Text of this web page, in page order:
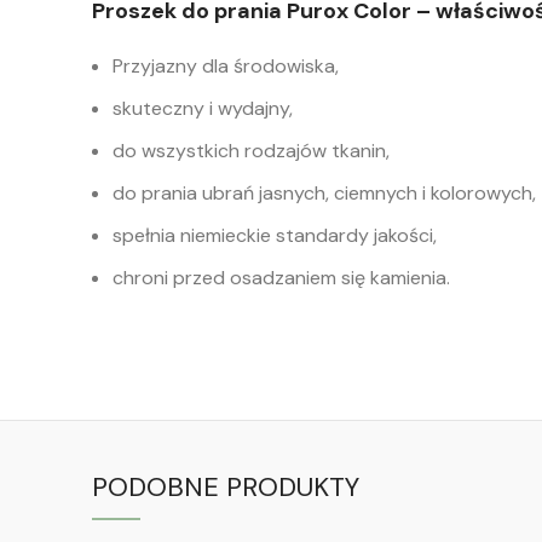
Proszek do prania Purox Color –
Przyjazny dla środowiska,
skuteczny i wydajny,
do wszystkich rodzajów tkanin,
do prania ubrań jasnych, ciemnych i kolorowych,
spełnia niemieckie standardy jakości,
chroni przed osadzaniem się kamienia.
PODOBNE PRODUKTY